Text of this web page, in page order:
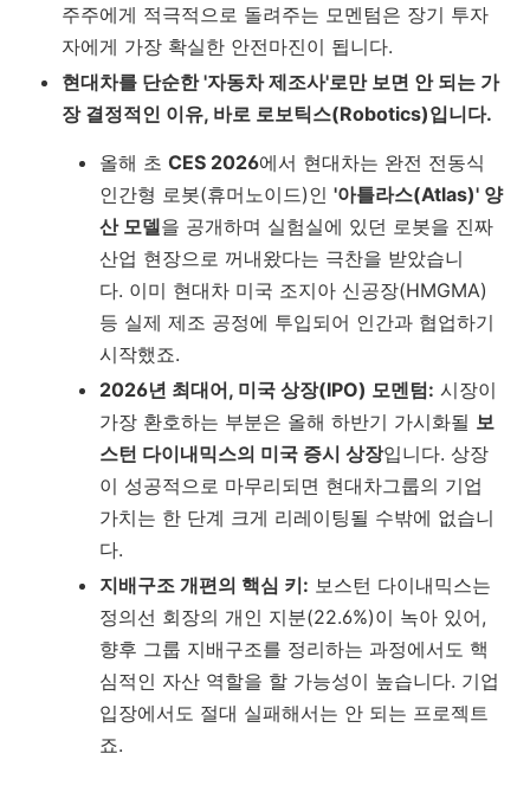
주주에게 적극적으로 돌려주는 모멘텀은 장기 투자
자에게 가장 확실한 안전마진이 됩니다.
현대차를 단순한 '자동차 제조사'로만 보면 안 되는 가
장 결정적인 이유, 바로 로보틱스(Robotics)입니다.
올해 초 CES 2026에서 현대차는 완전 전동식
인간형 로봇(휴머노이드)인 '아틀라스(Atlas)' 양
산 모델을 공개하며 실험실에 있던 로봇을 진짜
산업 현장으로 꺼내왔다는 극찬을 받았습니
다. 이미 현대차 미국 조지아 신공장(HMGMA)
등 실제 제조 공정에 투입되어 인간과 협업하기
시작했죠.
2026년 최대어, 미국 상장(IPO) 모멘텀: 시장이
가장 환호하는 부분은 올해 하반기 가시화될 보
스턴 다이내믹스의 미국 증시 상장입니다. 상장
이 성공적으로 마무리되면 현대차그룹의 기업
가치는 한 단계 크게 리레이팅될 수밖에 없습니
다.
지배구조 개편의 핵심 키: 보스턴 다이내믹스는
정의선 회장의 개인 지분(22.6%)이 녹아 있어,
향후 그룹 지배구조를 정리하는 과정에서도 핵
심적인 자산 역할을 할 가능성이 높습니다. 기업
입장에서도 절대 실패해서는 안 되는 프로젝트
죠.